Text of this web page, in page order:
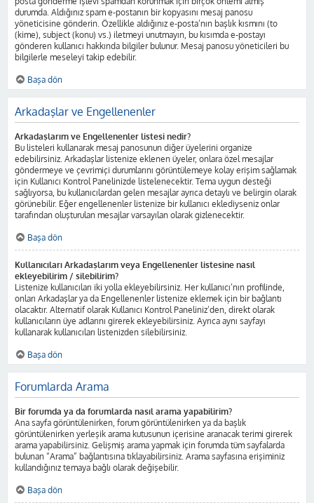
durumda. Aldığınız spam e-postanın bir kopyasını mesaj panosu
yöneticisine gönderin. Özellikle aldığınız e-posta’nın başlık kısmını (to
(kime), subject (konu) vs.) iletmeyi unutmayın, bu kısımda e-postayı
gönderen kullanıcı hakkında bilgiler bulunur. Mesaj panosu yöneticileri bu
bilgilerle meseleyi takip edebilir.
Başa dön
Arkadaşlar ve Engellenenler
Arkadaşlarım ve Engellenenler listesi nedir?
Bu listeleri kullanarak mesaj panosunun diğer üyelerini organize
edebilirsiniz. Arkadaşlar listenize eklenen üyeler, onlara özel mesajlar
göndermeye ve çevrimiçi durumlarını görüntülemeye kolay erişim sağlamak
için Kullanıcı Kontrol Panelinizde listelenecektir. Tema uygun desteği
sağlıyorsa, bu kullanıcılardan gelen mesajlar ayrıca detaylı ve belirgin olarak
görünebilir. Eğer engellenenler listenize bir kullanıcı eklediyseniz onlar
tarafından oluşturulan mesajlar varsayılan olarak gizlenecektir.
Başa dön
Kullanıcıları Arkadaşlarım veya Engellenenler listesine nasıl
ekleyebilirim / silebilirim?
Listenize kullanıcıları iki yolla ekleyebilirsiniz. Her kullanıcı’nın profilinde,
onları Arkadaşlar ya da Engellenenler listenize eklemek için bir bağlantı
olacaktır. Alternatif olarak Kullanıcı Kontrol Paneliniz’den, direkt olarak
kullanıcıların üye adlarını girerek ekleyebilirsiniz. Ayrıca aynı sayfayı
kullanarak kullanıcıları listenizden silebilirsiniz.
Başa dön
Forumlarda Arama
Bir forumda ya da forumlarda nasıl arama yapabilirim?
Ana sayfa görüntülenirken, forum görüntülenirken ya da başlık
görüntülenirken yerleşik arama kutusunun içerisine aranacak terimi girerek
arama yapabilirsiniz. Gelişmiş arama yapmak için forumda tüm sayfalarda
bulunan “Arama” bağlantısına tıklayabilirsiniz. Arama sayfasına erişiminiz
kullandığınız temaya bağlı olarak değişebilir.
Başa dön